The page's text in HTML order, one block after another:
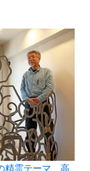
精霊テーマ 高